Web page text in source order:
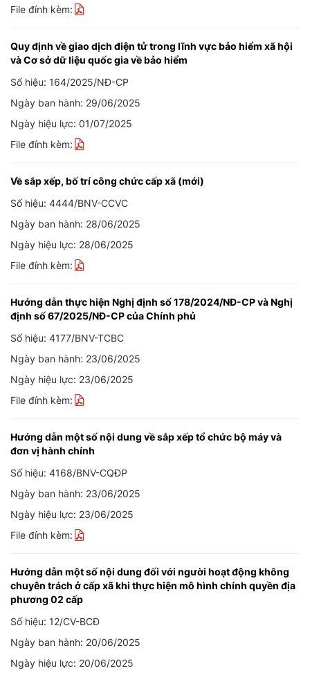
File đính kèm:
Quy định về giao dịch điện tử trong lĩnh vực bảo hiểm xã hội
và Cơ sở dữ liệu quốc gia về bảo hiểm
Số hiệu: 164/2025/NĐ-CP
Ngày ban hành: 29/06/2025
Ngày hiệu lực: 01/07/2025
File đính kèm:
Về sắp xếp, bố trí công chức cấp xã (mới)
Số hiệu: 4444/BNV-CCVC
Ngày ban hành: 28/06/2025
Ngày hiệu lực: 28/06/2025
File đính kèm:
Hướng dẫn thực hiện Nghị định số 178/2024/NĐ-CP và Nghị
định số 67/2025/NĐ-CP của Chính phủ
Số hiệu: 4177/BNV-TCBC
Ngày ban hành: 23/06/2025
Ngày hiệu lực: 23/06/2025
File đính kèm:
Hướng dẫn một số nội dung về sắp xếp tổ chức bộ máy và
đơn vị hành chính
Số hiệu: 4168/BNV-CQĐP
Ngày ban hành: 23/06/2025
Ngày hiệu lực: 23/06/2025
File đính kèm:
Hướng dẫn một số nội dung đối với người hoạt động không
chuyên trách ở cấp xã khi thực hiện mô hình chính quyền địa
phương 02 cấp
Số hiệu: 12/CV-BCĐ
Ngày ban hành: 20/06/2025
Ngày hiệu lực: 20/06/2025